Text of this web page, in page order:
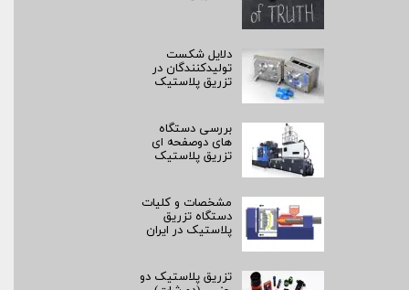
دلایل شکست
تولیدکنندگان در
تزریق پلاستیک
بررسی دستگاه
های دوصفحه ای
تزریق پلاستیک
مشخصات و کلیات
دستگاه تزریق
پلاستیک در ایران
تزریق پلاستیک دو